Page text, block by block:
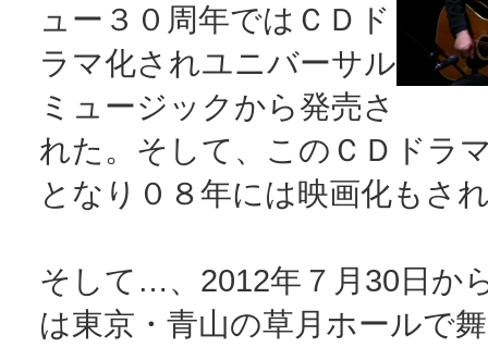
ュー３０周年ではＣＤド
ラマ化されユニバーサル
ミュージックから発売さ
れた。そして、このＣＤドラ
となり０８年には映画化もさ
そして…、2012年７月30日か
は東京・青山の草月ホールで